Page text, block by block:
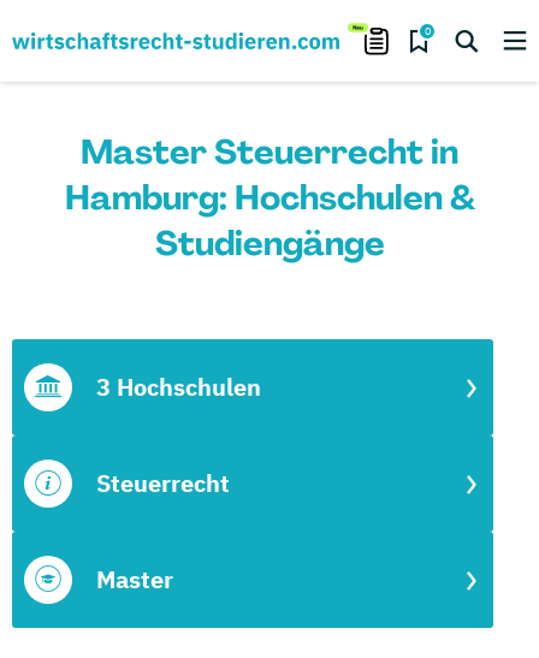
0
Master Steuerrecht in
Hamburg: Hochschulen &
Studiengänge
Master
Steuerrecht
3 Hochschulen